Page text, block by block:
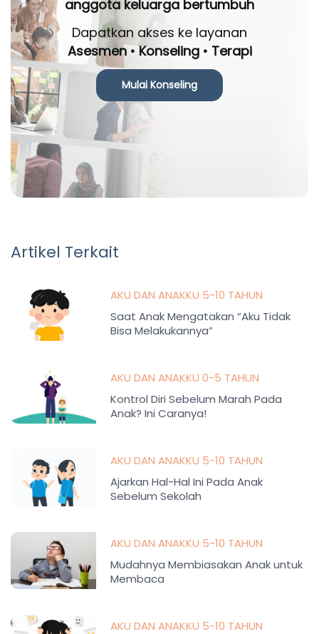
anggota keluarga bertumbuh
Dapatkan akses ke layanan
Asesmen • Konseling • Terapi
Mulai Konseling
Artikel Terkait
AKU DAN ANAKKU 5-10 TAHUN
Saat Anak Mengatakan “Aku Tidak
Bisa Melakukannya”
AKU DAN ANAKKU 0-5 TAHUN
Kontrol Diri Sebelum Marah Pada
Anak? Ini Caranya!
AKU DAN ANAKKU 5-10 TAHUN
Ajarkan Hal-Hal Ini Pada Anak
Sebelum Sekolah
AKU DAN ANAKKU 5-10 TAHUN
Mudahnya Membiasakan Anak untuk
Membaca
AKU DAN ANAKKU 5-10 TAHUN